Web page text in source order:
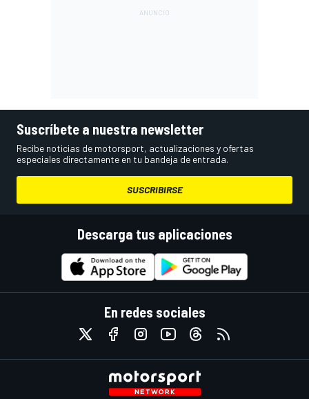
Suscríbete a nuestra newsletter
Recibe noticias de motorsport, actualizaciones y ofertas
especiales directamente en tu bandeja de entrada.
SUSCRIBIRSE
Descarga tus aplicaciones
En redes sociales